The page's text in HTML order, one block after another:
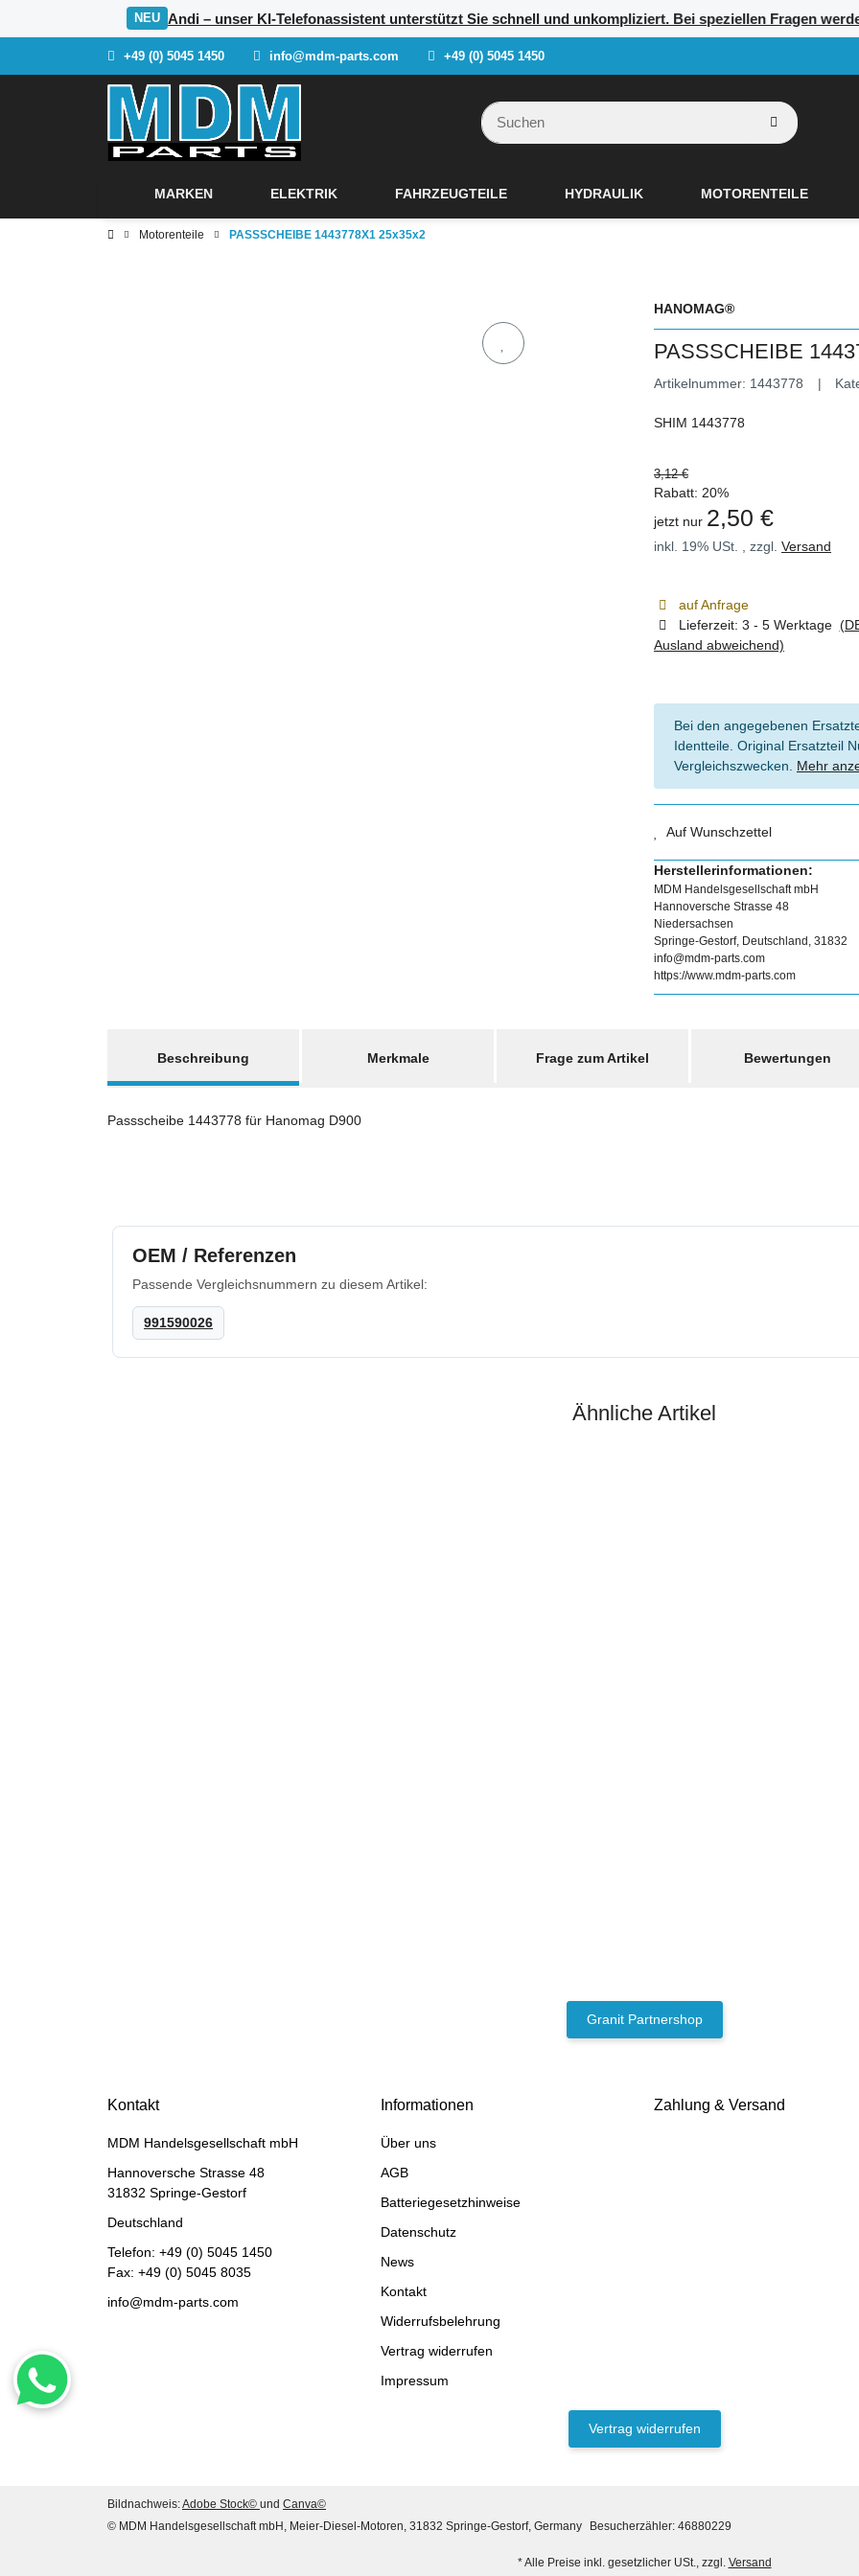
NEU Andi – unser KI-Telefonassistent unterstützt Sie schnell und unkompliziert. Bei speziellen Fragen
+49 (0) 5045 1450 info@mdm-parts.com +49 (0) 5045 1450
MARKEN ELEKTRIK FAHRZEUGTEILE HYDRAULIK MOTORENTEILE
Motorenteile PASSSCHEIBE 1443778X1 25x35x2
HANOMAG®
PASSSCHEIBE
Artikelnummer: 1443778
SHIM 1443778
3,12 €
Rabatt: 20%
jetzt nur 2,50 €
inkl. 19% USt. , zzgl. Versand
auf Anfrage
Lieferzeit: 3 - 5 Werktage
Ausland abweichend)
Bei den angegebenen
Identteile. Original Ersatzteil
Vergleichszwecken. Mehr
Auf Wunschzettel
Herstellerinformationen:
MDM Handelsgesellschaft mbH
Hannoversche Strasse 48
Niedersachsen
Springe-Gestorf, Deutschland, 31832
info@mdm-parts.com
https://www.mdm-parts.com
Beschreibung
Merkmale Frage zum Artikel Bewertungen
Passscheibe 1443778 für Hanomag D900
OEM / Referenzen
Passende Vergleichsnummern zu diesem Artikel:
991590026
Ähnliche Artikel
2871004M1 + 3090234M1
59,50 €
Rabatt:20%
jetzt nur47,60 €*
59,50 €
Granit Partnershop
Kontakt
MDM Handelsgesellschaft mbH
Hannoversche Strasse 48
31832 Springe-Gestorf
Deutschland
Telefon: +49 (0) 5045 1450
Fax: +49 (0) 5045 8035
info@mdm-parts.com
Informationen
Über uns
AGB
Batteriegesetzhinweise
Datenschutz
News
Kontakt
Widerrufsbelehrung
Vertrag widerrufen
Impressum
Zahlung & Versand
Vertrag widerrufen
Bildnachweis:Adobe Stock© und Canva©
© MDM Handelsgesellschaft mbH, Meier-Diesel-Motoren, 31832 Springe-Gestorf, Germany
Besucherzähler: 46880229
* Alle Preise inkl. gesetzlicher USt., zzgl. Versand